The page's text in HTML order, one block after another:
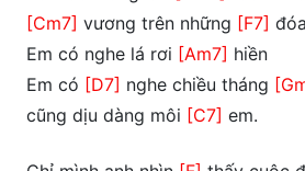
[Cm7] vương trên những [F7]
Em có nghe lá rơi [Am7] hiền
Em có [D7] nghe chiều tháng
cũng dịu dàng môi [C7] em.